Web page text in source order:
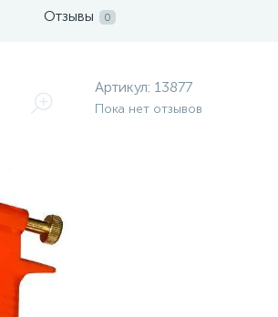
Отзывы 0
Артикул: 13877
Пока нет отзывов